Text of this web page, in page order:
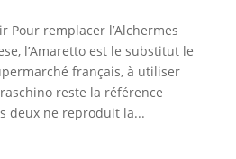
Pour remplacer l’Alchermes
l’Amaretto est le substitut le
français, à utiliser
reste la référence
deux ne reproduit la...